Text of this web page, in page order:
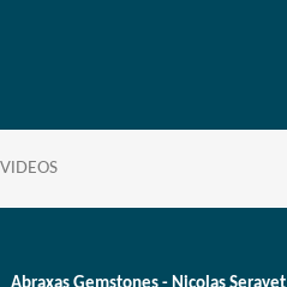
VIDEOS